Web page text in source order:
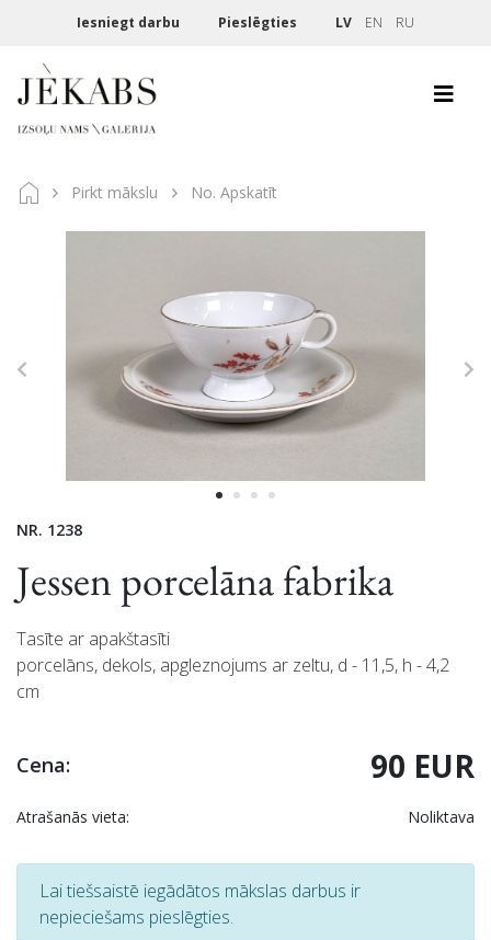
Iesniegt darbu Pieslēgties LV EN RU
Pirkt mākslu No. Apskatīt
NR. 1238
Jessen porcelāna fabrika
Tasīte ar apakštasīti
porcelāns, dekols, apgleznojums ar zeltu, d - 11,5, h - 4,2
cm
Cena: 90 EUR
Atrašanās vieta: Noliktava
Lai tiešsaistē iegādātos mākslas darbus ir
nepieciešams pieslēgties.